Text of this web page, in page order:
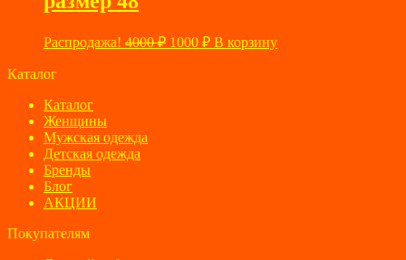
Распродажа! 4000₽ Первоначальная
1000 ₽Текущая
цена:
В корзину
Каталог
Каталог
Женщины
Мужская одежда
Детская одежда
Бренды
Блог
АКЦИИ
Покупателям